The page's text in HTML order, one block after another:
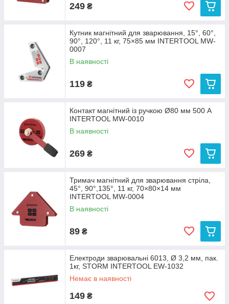
249 ₴
Кутник магнітний для зварювання, 15°, 60°,
90°, 120°, 11 кг, 75×85 мм INTERTOOL MW-
0007
В наявності
119 ₴
Контакт магнітний із ручкою Ø80 мм 500 А
INTERTOOL MW-0010
В наявності
269 ₴
Тримач магнітний для зварювання стріла,
45°, 90°,135°, 11 кг, 70×80×14 мм
INTERTOOL MW-0004
В наявності
89 ₴
Електроди зварювальні 6013, Ø 3,2 мм, пак.
1кг, STORM INTERTOOL EW-1032
Немає в наявності
149 ₴